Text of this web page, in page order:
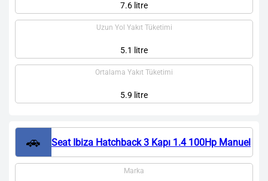
7.6 litre
Uzun Yol Yakıt Tüketimi
5.1 litre
Ortalama Yakıt Tüketimi
5.9 litre
🚗 Seat Ibiza Hatchback 3 Kapı 1.4 100Hp Manuel
Marka